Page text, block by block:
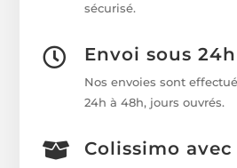
sécurisé.
 Envoi sous
Nos envoies sont
24h à 48h, jours ouvrés.
 Colissimo